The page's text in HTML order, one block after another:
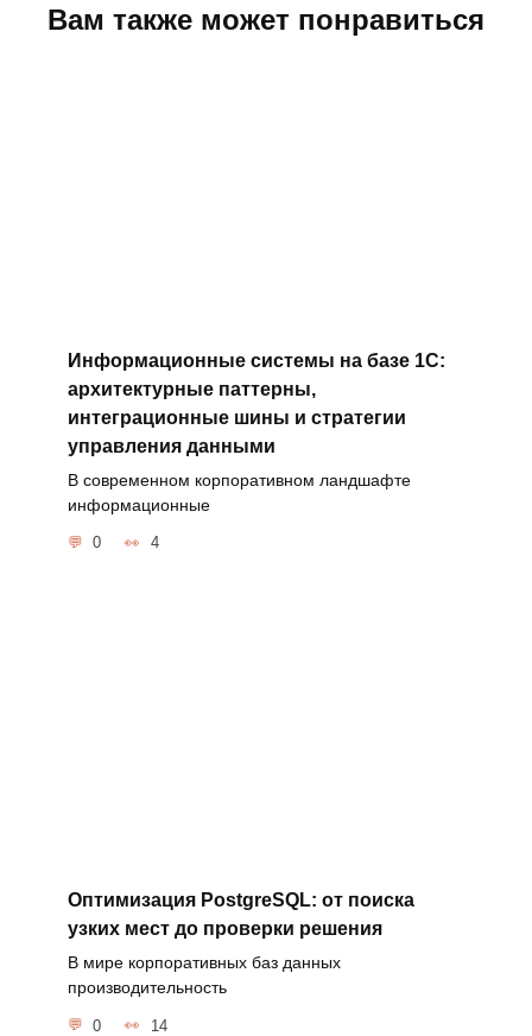
Вам также может понравиться
Информационные системы на базе 1С:
архитектурные паттерны,
интеграционные шины и стратегии
управления данными
В современном корпоративном ландшафте
информационные
0 4
Оптимизация PostgreSQL: от поиска
узких мест до проверки решения
В мире корпоративных баз данных
производительность
0 14